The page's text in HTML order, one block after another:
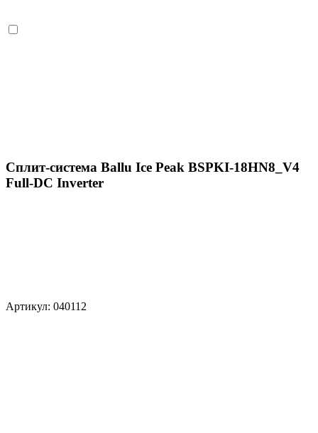
Сплит-система Ballu Ice Peak BSPKI-18HN8_V4
Full-DC Inverter
Артикул: 040112